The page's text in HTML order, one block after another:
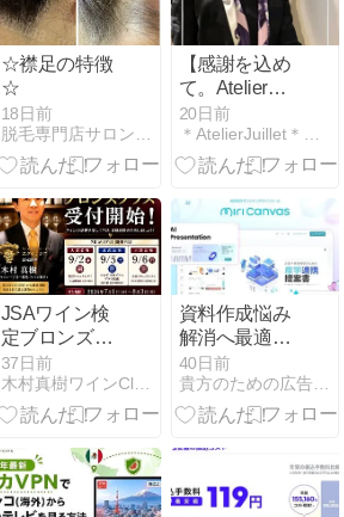
☆襟足の特徴
☆
18日前
【感謝を込め
て。Atelier
Juillet 22周年
の佳き日に、
私の「カク
します】
20日前
JSAワイン検
定ブロンズク
ラス 2026.09
37日前
資料作成悩み
解消へ最適世
界千八百万人
以上が使うブ
ラウザ完結型
ール！最短3
分でプロ級叩
き台資料自動
40日前